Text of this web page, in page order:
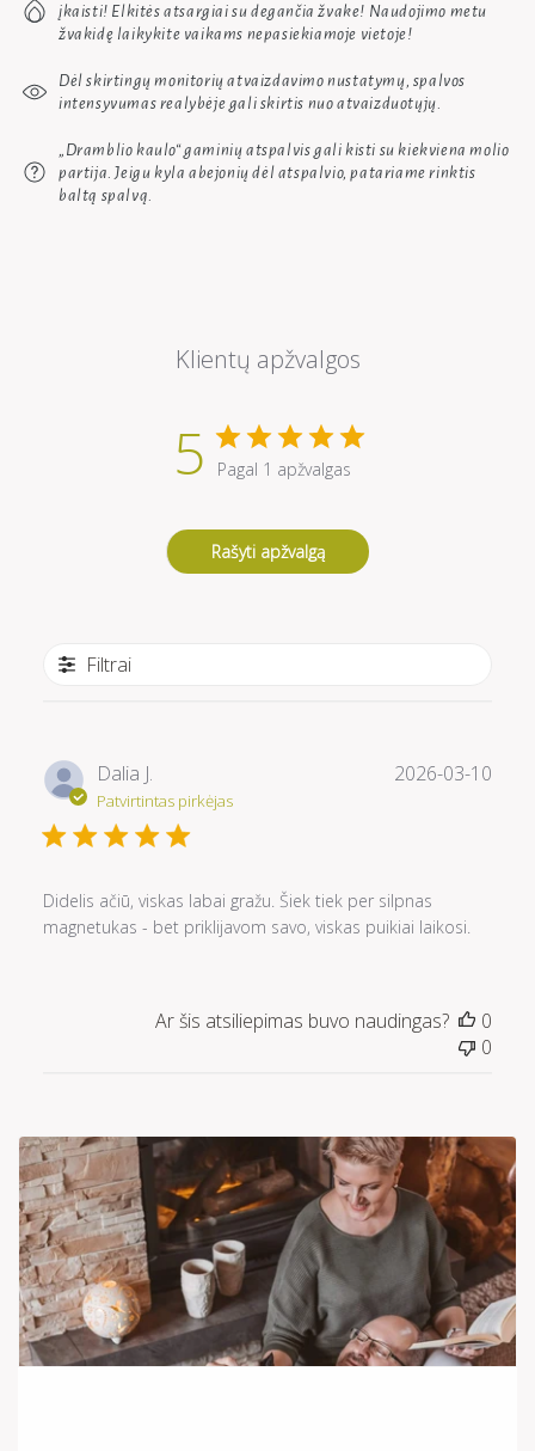
įkaisti! Elkitės atsargiai su degančia žvake! Naudojimo metu
žvakidę laikykite vaikams nepasiekiamoje vietoje!
Dėl skirtingų monitorių atvaizdavimo nustatymų, spalvos
intensyvumas realybėje gali skirtis nuo atvaizduotųjų.
„Dramblio kaulo“gaminių atspalvis gali kisti su kiekviena molio
partija. Jeigu kyla abejonių dėl atspalvio, patariame rinktis
baltą spalvą.
Klientų apžvalgos
5 Pagal 1 apžvalgas
Rašyti apžvalgą
Filtrai
Dalia J.
Patvirtintas pirkėjas
Didelis ačiū, viskas labai gražu. Šiek tiek per silpnas
magnetukas - bet priklijavom savo, viskas puikiai laikosi.
2026-03-10
Ar šis atsiliepimas buvo naudingas?
0
0